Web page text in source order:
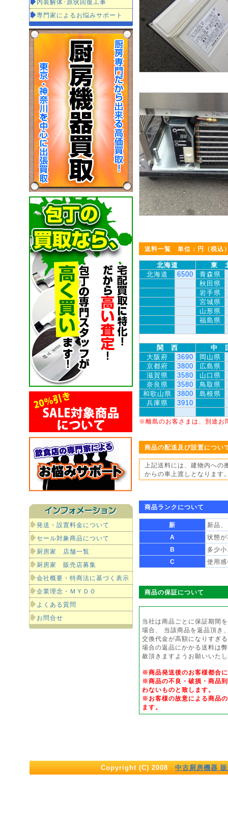
内装解体･原状回復工事
専門家によるお悩みサポート
発送・設置料金について
セール対象商品について
厨房家 店舗一覧
厨房家 販売店募集
会社概要・特商法に基づく表示
企業理念・ＭＹＤＯ
よくある質問
お問合せ
送料一覧 単位：円（税込
北海道
東
北海道
6500 青森県
秋田県
岩手県
宮城県
山形県
福島県
関 西
中
大阪府
3690 岡山県
京都府
3800 広島県
滋賀県
3580 山口県
奈良県
3580 鳥取県
和歌山県
3800 島根県
兵庫県
3910
※離島のお客さまは、別途お
商品の配送及び設置につい
上記送料には、建物内へ
からの車上渡しとなります
商品ランクについて
新
新品
A
状態
B
多少
C
使用
商品の保証について
当社は商品ごとに保証期間
場合、 当該商品を返品頂き
交換代金が高額になりすぎ
場合の返品にかかる送料は
赦頂きますようお願いいた
※商品発送後のお客様都合
※商品の不良・破損・商品
わないものと致します。
※お客様の故意による商品
ます。
Copyright (C) 2008 中古厨房機器